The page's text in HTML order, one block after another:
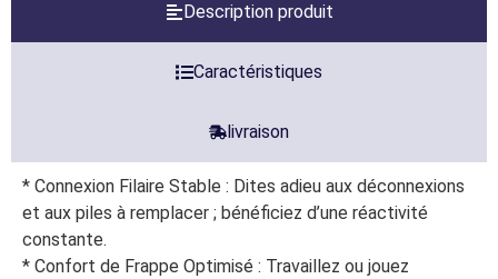
Description produit
Caractéristiques
livraison
* Connexion Filaire Stable : Dites adieu aux déconnexions
et aux piles à remplacer ; bénéficiez d’une réactivité
constante.
* Confort de Frappe Optimisé : Travaillez ou jouez